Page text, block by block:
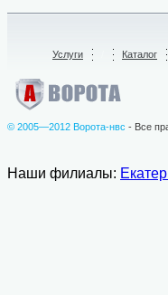
Услуги Каталог
© 2005—2012 Ворота-нвс - Все
Наши филиалы: